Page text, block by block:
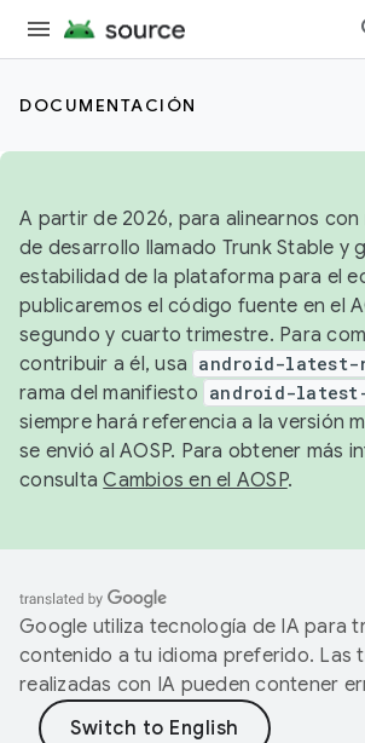
DOCUMENTACIÓN
A partir de 2026, para alinearnos
de desarrollo llamado Trunk Stable y
estabilidad de la plataforma para el
publicaremos el código fuente en el
segundo y cuarto trimestre. Para
contribuir a él, usa android-latest-
rama del manifiesto android-
siempre hará referencia a la versión
se envió al AOSP. Para obtener más
consultaCambios en el AOSP.
Google utiliza tecnología de IA para
contenido a tu idioma preferido. Las
realizadas con IA pueden contener